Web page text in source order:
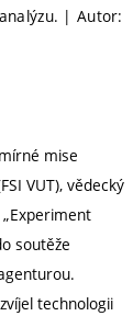
| Autor:
mise
VUT), vědecký
soutěže
technologii